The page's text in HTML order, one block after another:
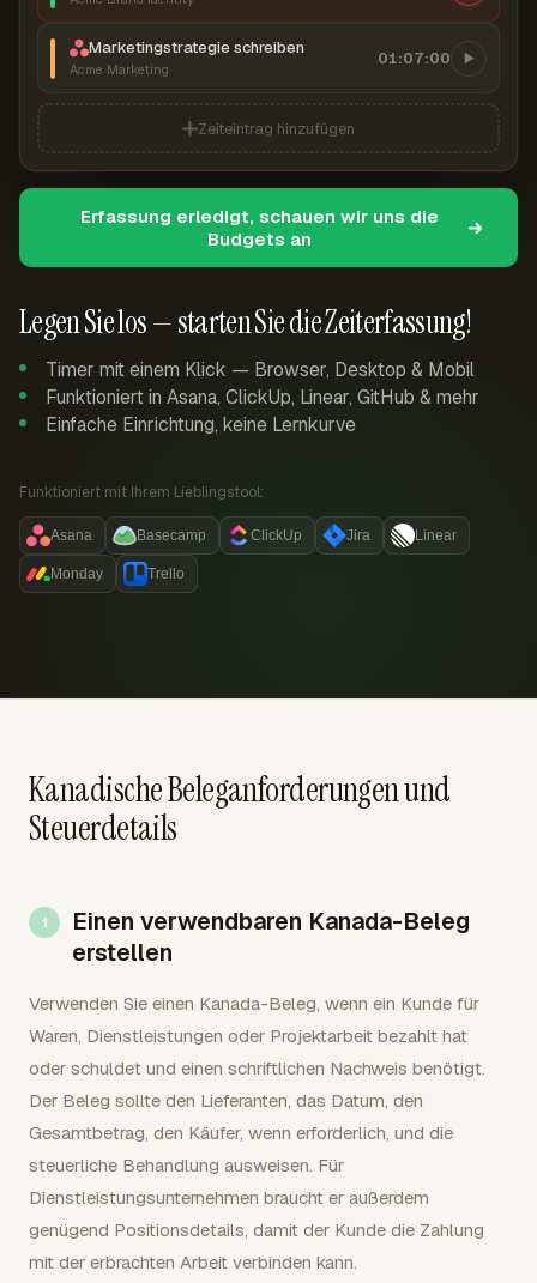
Legen Sie los — starten Sie die Zeiterfassung!
Timer mit einem Klick — Browser, Desktop & Mobil
Funktioniert in Asana, ClickUp, Linear, GitHub & mehr
Einfache Einrichtung, keine Lernkurve
Funktioniert mit Ihrem Lieblingstool:
Asana Basecamp ClickUp Jira Linear
Monday Trello
Marketingstrategie schreiben
Acme Marketing
01:07:00
Zeiteintrag hinzufügen
Erfassung erledigt, schauen wir uns die
Budgets an
Kanadische Beleganforderungen und
Steuerdetails
Einen verwendbaren Kanada-Beleg
erstellen
Verwenden Sie einen Kanada-Beleg, wenn ein Kunde für
Waren, Dienstleistungen oder Projektarbeit bezahlt hat
oder schuldet und einen schriftlichen Nachweis benötigt.
Der Beleg sollte den Lieferanten, das Datum, den
Gesamtbetrag, den Käufer, wenn erforderlich, und die
steuerliche Behandlung ausweisen. Für
Dienstleistungsunternehmen braucht er außerdem
genügend Positionsdetails, damit der Kunde die Zahlung
mit der erbrachten Arbeit verbinden kann.